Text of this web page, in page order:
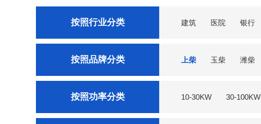
按照行业分类 建筑 医院 银行
按照品牌分类 上柴 玉柴 潍柴
菱重 东方红
按照功率分类 10-30KW 30-100KW